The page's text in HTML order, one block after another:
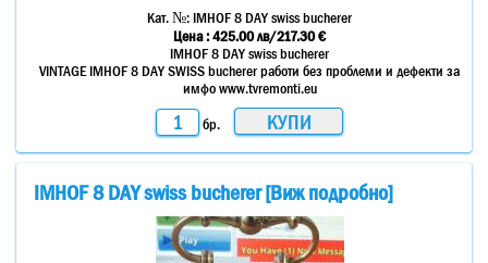
Кат. №:IMHOF 8 DAY swiss bucherer
Цена :425.00лв/217.30 €
IMHOF 8 DAY swiss bucherer
VINTAGE IMHOF 8 DAY SWISS bucherer работи без проблеми и дефекти за
имфо www.tvremonti.eu
бр.
IMHOF 8 DAY swiss bucherer [Виж подробно]